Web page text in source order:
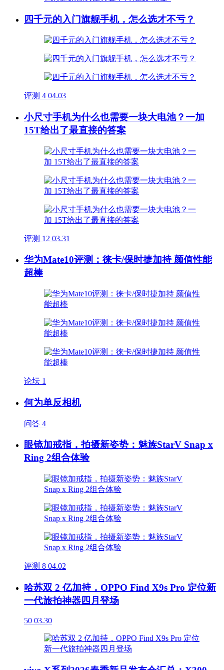
四千元的入门旗舰手机，怎么选才不亏？
评测 4 04.03
小尺寸手机为什么也需要一块大电池？一加
15T给出了最直接的答案
评测 12 03.31
华为Mate10评测：徕卡/保时捷加持 颜值性能
超棒
论坛 1
何为单反相机
问答 4
眼镜加戒指，拍摄新姿势：魅族StarV Snap x
Ring 2组合体验
评测 8 04.02
哈苏双 2 亿加持，OPPO Find X9s Pro 定位新
一代旅拍神器四月登场
50 03.30